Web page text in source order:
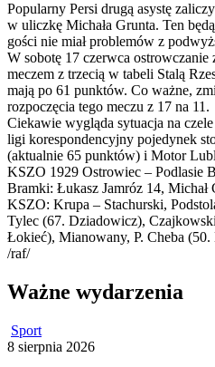
Popularny Persi drugą asystę
w uliczkę Michała Grunta. Ten
gości nie miał problemów z
W sobotę 17 czerwca
meczem z trzecią w tabeli Stalą
mają po 61 punktów. Co ważne,
rozpoczęcia tego meczu z 17 na 11.
Ciekawie wygląda sytuacja na
ligi korespondencyjny pojedynek
(aktualnie 65 punktów) i Motor
KSZO 1929 Ostrowiec – Podlasie
Bramki: Łukasz Jamróz 14, Michał
KSZO: Krupa – Stachurski,
Tylec (67. Dziadowicz),
Łokieć), Mianowany, P. Cheba
/raf/
Ważne wydarzenia
Sport
8 sierpnia 2026